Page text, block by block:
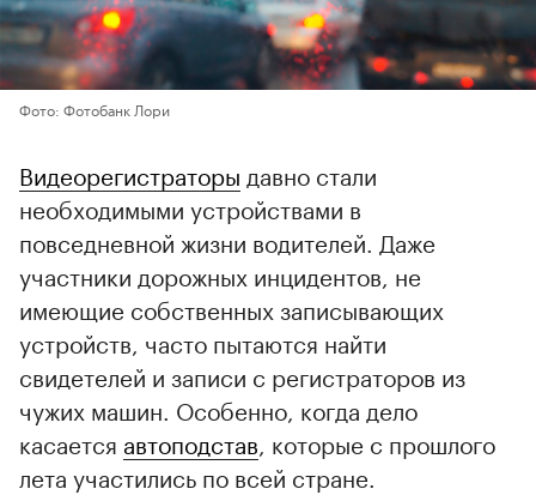
Фото: Фотобанк Лори
Видеорегистраторы давно стали
необходимыми устройствами в
повседневной жизни водителей. Даже
участники дорожных инцидентов, не
имеющие собственных записывающих
устройств, часто пытаются найти
свидетелей и записи с регистраторов из
чужих машин. Особенно, когда дело
касается автоподстав , которые с прошлого
лета участились по всей стране.